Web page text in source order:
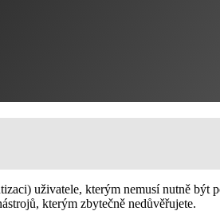
uživatele, kterým nemusí nutně být
kterým zbytečně nedůvěřujete.